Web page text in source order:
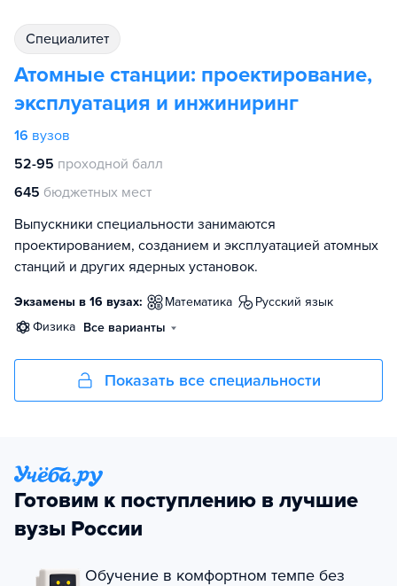
специалитет
Атомные станции: проектирование,
эксплуатация и инжиниринг
16 вузов
52-95 проходной балл
645 бюджетных мест
Выпускники специальности занимаются
проектированием, созданием и эксплуатацией атомных
станций и других ядерных установок.
Экзамены в 16 вузах: математика
русский язык
физика Все варианты
Показать все специальности
Готовим к поступлению в лучшие
вузы России
Обучение в комфортном темпе без